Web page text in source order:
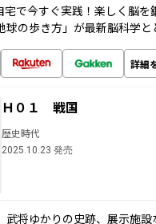
宅で今すぐ実践！楽しく脳を
球の歩き方」が最新脳科学
詳細
Ｈ０１ 戦国
歴史時代
2025.10.23 発売
武将ゆかりの史跡、展示施設